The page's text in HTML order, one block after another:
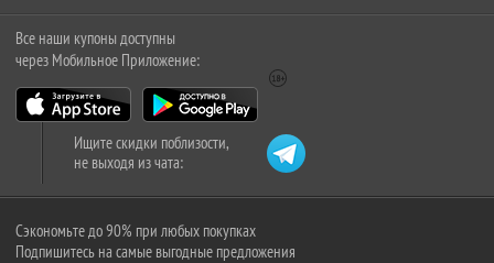
Все наши купоны доступны
через Мобильное Приложение:
Ищите скидки поблизости,
не выходя из чата:
Сэкономьте до 90% при любых покупках
Подпишитесь на самые выгодные предложения